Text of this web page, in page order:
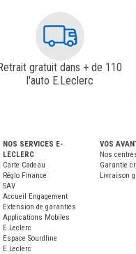
gratuit dans + de 110
l'auto E.Leclerc
NOS SERVICES E-
LECLERC
Carte Cadeau
Réglo Finance
SAV
Accueil Engagement
Extension de garanties
Applications Mobiles
E.Leclerc
Espace Sourdline
E.Leclerc
VOS
Nos
Garantie
Livraison